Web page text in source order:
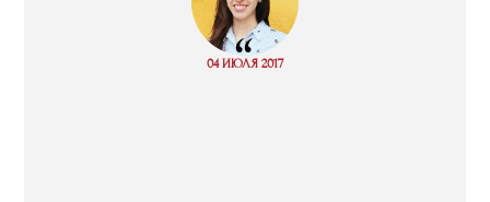
“
04 ИЮЛЯ 2017
Read